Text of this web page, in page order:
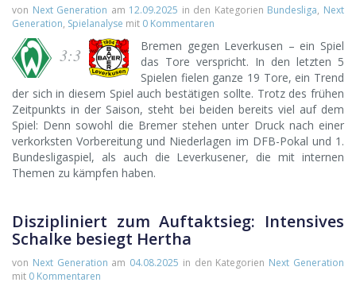
von Next Generation am 12.09.2025 in den Kategorien Bundesliga, Next
Generation, Spielanalyse mit 0 Kommentaren
3:3
Bremen gegen Leverkusen – ein Spiel
das Tore verspricht. In den letzten 5
Spielen fielen ganze 19 Tore, ein Trend
der sich in diesem Spiel auch bestätigen sollte. Trotz des frühen
Zeitpunkts in der Saison, steht bei beiden bereits viel auf dem
Spiel: Denn sowohl die Bremer stehen unter Druck nach einer
verkorksten Vorbereitung und Niederlagen im DFB-Pokal und 1.
Bundesligaspiel, als auch die Leverkusener, die mit internen
Themen zu kämpfen haben.
Diszipliniert zum Auftaktsieg: Intensives
Schalke besiegt Hertha
von Next Generation am 04.08.2025 in den Kategorien Next Generation
mit 0 Kommentaren